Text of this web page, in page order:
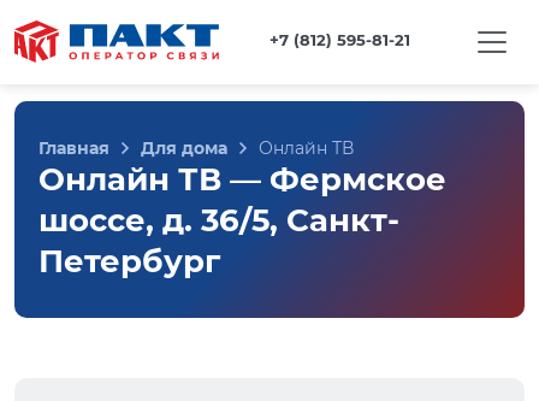
+7 (812) 595-81-21
Главная Для дома Онлайн ТВ
Онлайн ТВ — Фермское
шоссе, д. 36/5, Санкт-
Петербург